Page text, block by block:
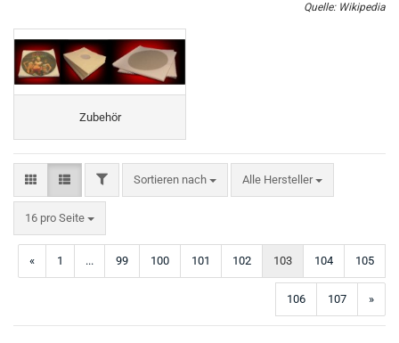
Quelle: Wikipedia
Zubehör
FILTERSortieren nach
Sortieren nach Alle Hersteller
16 pro Seite
pro Seite
« 1 ... 99 100 101 102 103 104 105
106 107 »